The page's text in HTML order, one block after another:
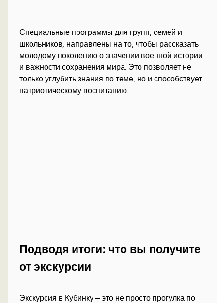
Специальные программы для групп, семей и
школьников, направлены на то, чтобы рассказать
молодому поколению о значении военной истории
и важности сохранения мира. Это позволяет не
только углубить знания по теме, но и способствует
патриотическому воспитанию.
Подводя итоги: что вы получите
от экскурсии
Экскурсия в Кубинку – это не просто прогулка по